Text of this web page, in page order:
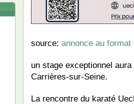
source: annonce au
un stage exceptionnel
Carrières-sur-Seine.
La rencontre du karaté